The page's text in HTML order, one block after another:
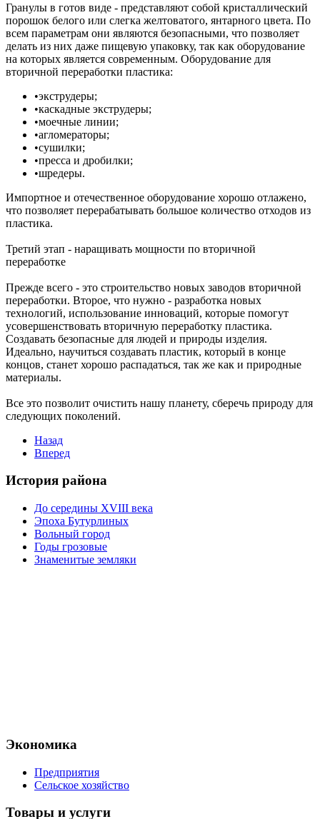
Гранулы в готов виде - представляют собой кристаллический
порошок белого или слегка желтоватого, янтарного цвета. По
всем параметрам они являются безопасными, что позволяет
делать из них даже пищевую упаковку, так как оборудование
на которых является современным. Оборудование для
вторичной переработки пластика:
•экструдеры;
•каскадные экструдеры;
•моечные линии;
•агломераторы;
•сушилки;
•пресса и дробилки;
•шредеры.
Импортное и отечественное оборудование хорошо отлажено,
что позволяет перерабатывать большое количество отходов из
пластика.
Третий этап - наращивать мощности по вторичной
переработке
Прежде всего - это строительство новых заводов вторичной
переработки. Второе, что нужно - разработка новых
технологий, использование инноваций, которые помогут
усовершенствовать вторичную переработку пластика.
Создавать безопасные для людей и природы изделия.
Идеально, научиться создавать пластик, который в конце
концов, станет хорошо распадаться, так же как и природные
материалы.
Все это позволит очистить нашу планету, сберечь природу для
следующих поколений.
Назад
Вперед
История района
До середины XVIII века
Эпоха Бутурлиных
Вольный город
Годы грозовые
Знаменитые земляки
Экономика
Предприятия
Сельское хозяйство
Товары и услуги